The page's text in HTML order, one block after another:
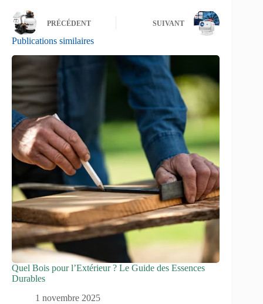
PRÉCÉDENT SUIVANT
Publications similaires
Quel Bois pour l’Extérieur ? Le Guide des Essences
Durables
1 novembre 2025